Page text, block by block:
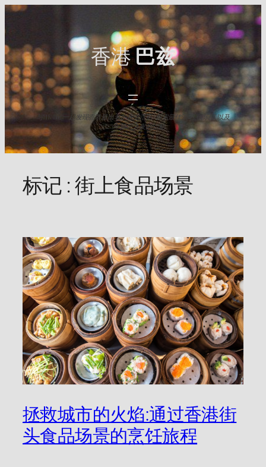
Skip
content
香港巴兹
与HK Baz一起发现香港最出名的夜生活点. 探索最佳酒吧,俱乐部,以及
2025年难忘之夜的活动.
标记 :街上食品场景
拯救城市的火焰:通过香港街
头食品场景的烹饪旅程